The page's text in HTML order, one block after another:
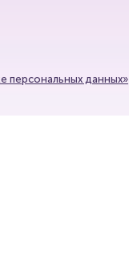
персональных данных»